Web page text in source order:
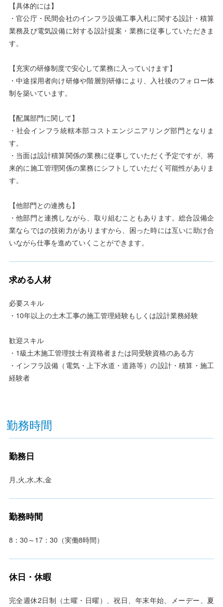
【具体的には】
・官公庁・民間会社のインフラ設備工事入札に関する設計・積算
業務及び電気設備に対する設計提案・業務に従事していただきま
す。
【充実の研修制度で安心して業務に入っていけます】
・中途採用者向け研修や階層別研修により、入社後のフォロー体
制を築いています。
【配属部門に関して】
・社会インフラ統轄本部コストエンジニアリング部門となりま
す。
・当面は設計積算関係の業務に従事していただく予定ですが、将
来的に施工管理関係の業務にシフトしていただく可能性がありま
す。
【他部門との連携も】
・他部門と連携しながら、取り組むこともあります。総合設備企
業ならではの技術力がありますから、困った時には互いに助け合
いながら仕事を進めていくことができます。
求める人材
必要スキル
・10年以上の土木工事の施工管理経験もしくは設計業務経験
歓迎スキル
・1級土木施工管理技士有資格者または同受験資格のある方
・インフラ設備（電気・上下水道・道路等）の設計・積算・施工
経験者
勤務時間
勤務日
月,火,水,木,金
勤務時間
8：30～17：30（実働8時間）
休日・休暇
完全週休2日制（土曜・日曜）、祝日、年末年始、メーデー、夏